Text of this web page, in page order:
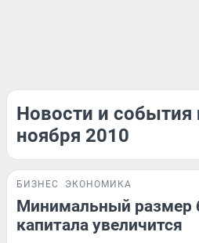
Новости и события
ноября 2010
БИЗНЕС ЭКОНОМИКА
Минимальный размер
капитала увеличится